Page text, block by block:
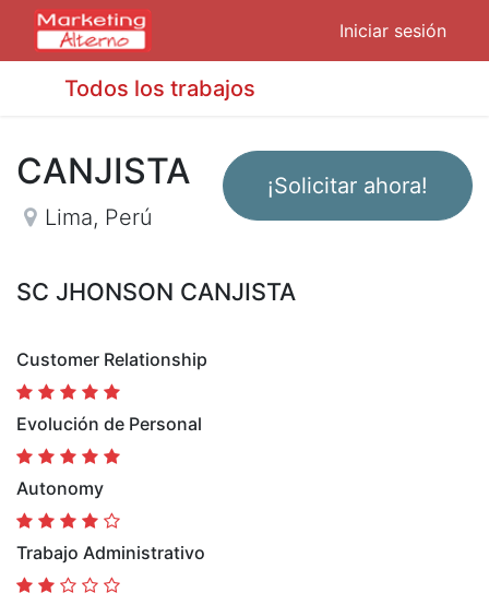
Iniciar sesión
Todos los trabajos
¡Solicitar ahora!
CANJISTA
Lima, Perú
SC JHONSON CANJISTA
Customer Relationship
Evolución de Personal
Autonomy
Trabajo Administrativo